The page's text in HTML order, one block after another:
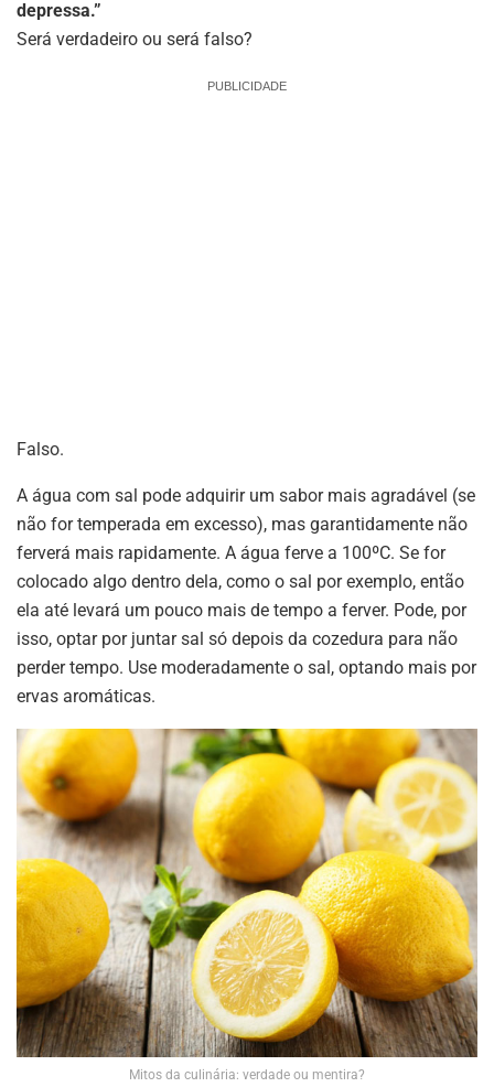
depressa.”
Será verdadeiro ou será falso?
PUBLICIDADE
Falso.
A água com sal pode adquirir um sabor mais agradável (se
não for temperada em excesso), mas garantidamente não
ferverá mais rapidamente. A água ferve a 100ºC. Se for
colocado algo dentro dela, como o sal por exemplo, então
ela até levará um pouco mais de tempo a ferver. Pode, por
isso, optar por juntar sal só depois da cozedura para não
perder tempo. Use moderadamente o sal, optando mais por
ervas aromáticas.
Mitos da culinária: verdade ou mentira?